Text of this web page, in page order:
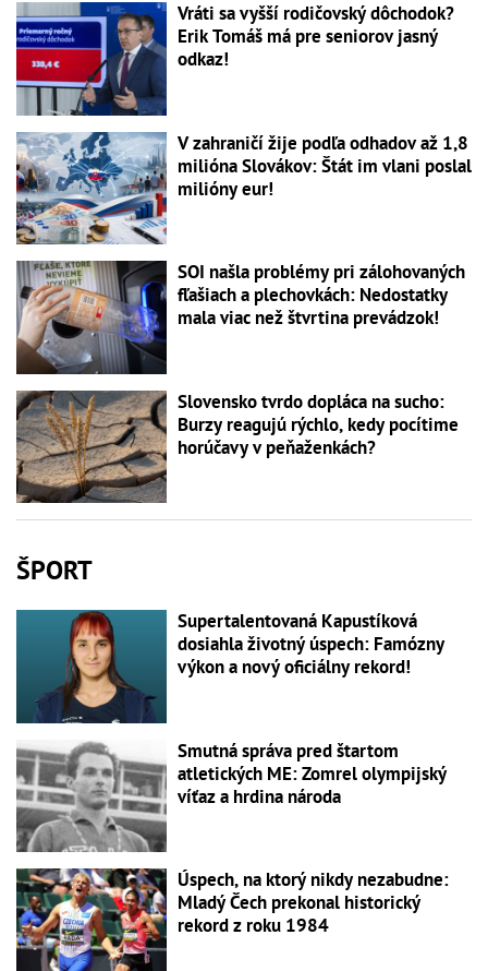
Vráti sa vyšší rodičovský dôchodok?
Erik Tomáš má pre seniorov jasný
odkaz!
V zahraničí žije podľa odhadov až 1,8
milióna Slovákov: Štát im vlani poslal
milióny eur!
SOI našla problémy pri zálohovaných
fľašiach a plechovkách: Nedostatky
mala viac než štvrtina prevádzok!
Slovensko tvrdo dopláca na sucho:
Burzy reagujú rýchlo, kedy pocítime
horúčavy v peňaženkách?
ŠPORT
Supertalentovaná Kapustíková
dosiahla životný úspech: Famózny
výkon a nový oficiálny rekord!
Smutná správa pred štartom
atletických ME: Zomrel olympijský
víťaz a hrdina národa
Úspech, na ktorý nikdy nezabudne:
Mladý Čech prekonal historický
rekord z roku 1984